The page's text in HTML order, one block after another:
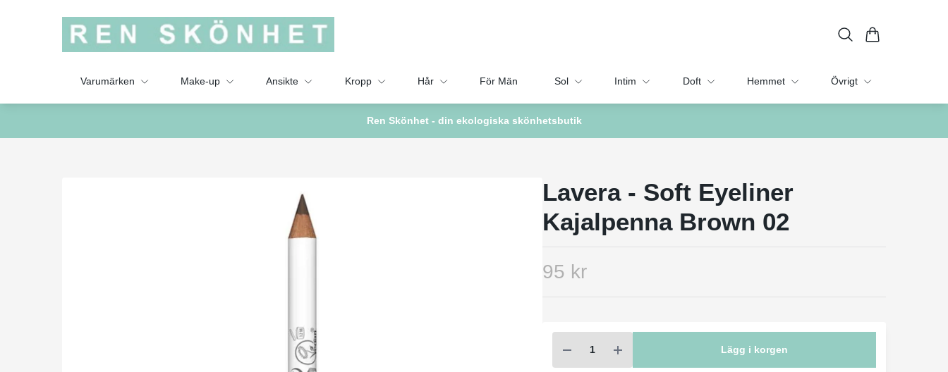
Varumärken Make-up Ansikte Kropp Hår För Män Sol Intim Doft Hemmet Övrigt
Ren Skönhet - din ekologiska skönhetsbutik
Lavera - Soft Eyeliner
Kajalpenna Brown 02
95 kr
Lägg i korgen